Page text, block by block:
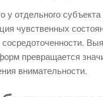
у отдельного
чувственных
превращается
внимательности.